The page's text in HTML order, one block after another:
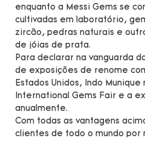
enquanto a Messi Gems se
cultivadas em laboratório,
zircão, pedras naturais e
de jóias de prata.
Para declarar na vanguarda
de exposições de renome
Estados Unidos, Indo Munique
International Gems Fair e a
anualmente.
Com todas as vantagens
clientes de todo o mundo por